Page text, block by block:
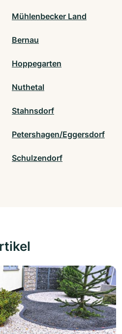
Mühlenbecker Land
Bernau
Hoppegarten
Nuthetal
Stahnsdorf
Petershagen/Eggersdorf
Schulzendorf